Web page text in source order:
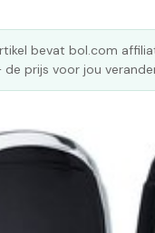
bevat bol.com
prijs voor jou